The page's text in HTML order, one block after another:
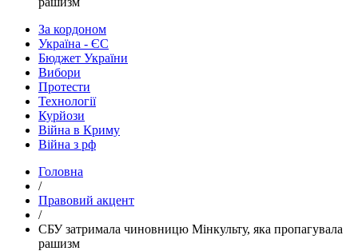
За кордоном
Україна - ЄС
Бюджет України
Вибори
Протести
Технології
Курйози
Війна в Криму
Війна з рф
Головна
/
Правовий акцент
/
​СБУ затримала чиновницю Мінкульту, яка пропагувала
рашизм